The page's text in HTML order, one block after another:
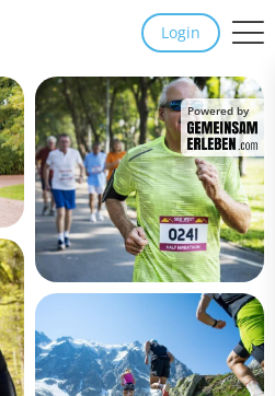
Login
Powered by